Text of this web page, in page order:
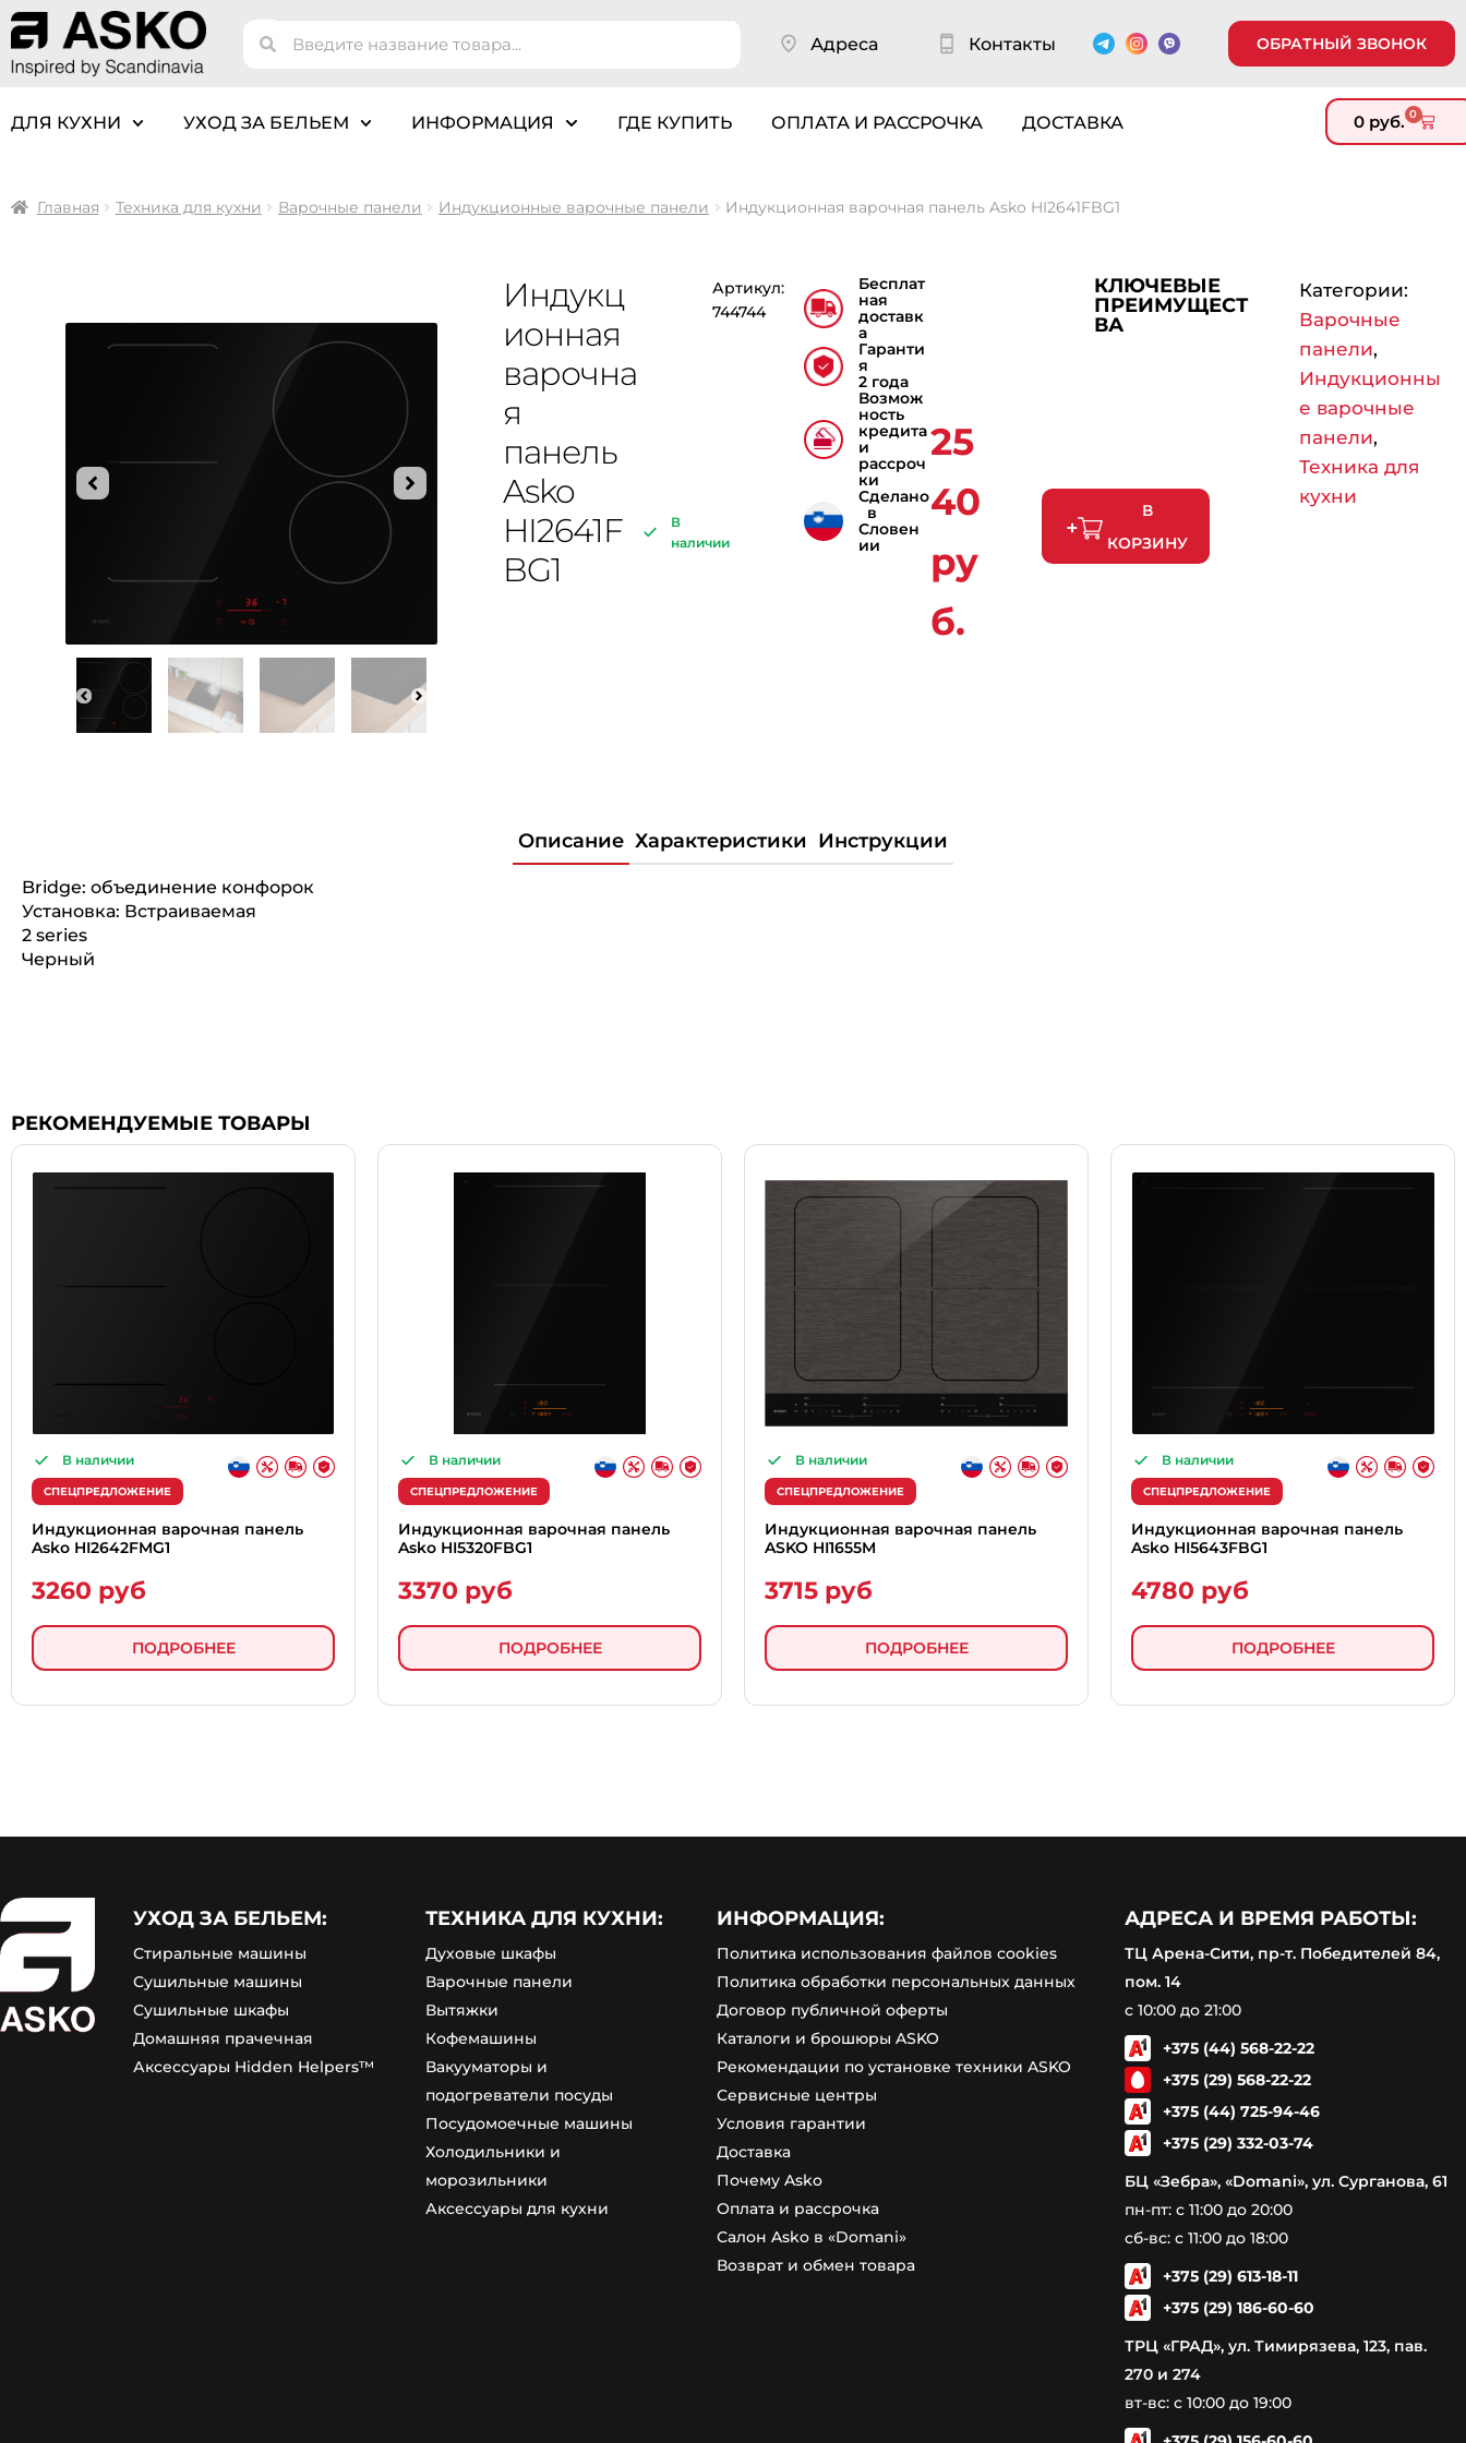
Адреса Контакты ОБРАТНЫЙ ЗВОНОК
ДЛЯ КУХНИ УХОД ЗА БЕЛЬЕМ ИНФОРМАЦИЯ ГДЕ КУПИТЬ ОПЛАТА И РАССРОЧКА ДОСТАВКА 0 руб. 0
Главная Техника для кухни Варочные панели Индукционные варочные панели Индукционная варочная панель Asko HI2641FBG1
Индукц
ионная
варочна
я
панель
Asko
HI2641F
BG1
В
наличии
Артикул:
744744
Бесплат
ная
доставк
а
Гаранти
я
2 года
Возмож
ность
кредита
и
рассроч
ки
Сделано
в
Словен
ии
25
40
ру
б.
В
КОРЗИНУ
КЛЮЧЕВЫЕ
ПРЕИМУЩЕСТ
ВА
Категории:
Варочные
панели,
Индукционны
е варочные
панели,
Техника для
кухни
Описание Характеристики Инструкции
Bridge: объединение конфорок
Установка: Встраиваемая
2 series
Черный
РЕКОМЕНДУЕМЫЕ ТОВАРЫ
В наличии
СПЕЦПРЕДЛОЖЕНИЕ
Индукционная варочная панель
Asko HI2642FMG1
3260 руб
ПОДРОБНЕЕ
В наличии
СПЕЦПРЕДЛОЖЕНИЕ
Индукционная варочная панель
Asko HI5320FBG1
3370 руб
ПОДРОБНЕЕ
В наличии
СПЕЦПРЕДЛОЖЕНИЕ
Индукционная варочная панель
ASKO HI1655M
3715 руб
ПОДРОБНЕЕ
В наличии
СПЕЦПРЕДЛОЖЕНИЕ
Индукционная варочная панель
Asko HI5643FBG1
4780 руб
ПОДРОБНЕЕ
УХОД ЗА БЕЛЬЕМ:
Стиральные машины
Сушильные машины
Сушильные шкафы
Домашняя прачечная
Аксессуары Hidden Helpers™
ТЕХНИКА ДЛЯ КУХНИ:
Духовые шкафы
Варочные панели
Вытяжки
Кофемашины
Вакууматоры и
подогреватели посуды
Посудомоечные машины
Холодильники и
морозильники
Аксессуары для кухни
ИНФОРМАЦИЯ:
Политика использования файлов cookies
Политика обработки персональных данных
Договор публичной оферты
Каталоги и брошюры ASKO
Рекомендации по установке техники ASKO
Сервисные центры
Условия гарантии
Доставка
Почему Asko
Оплата и рассрочка
Салон Asko в «Domani»
Возврат и обмен товара
АДРЕСА И ВРЕМЯ РАБОТЫ:
ТЦ Арена-Сити, пр-т. Победителей 84,
пом. 14
с 10:00 до 21:00
+375 (44) 568-22-22
+375 (29) 568-22-22
+375 (44) 725-94-46
+375 (29) 332-03-74
БЦ «Зебра», «Domani», ул. Сурганова, 61
пн-пт: с 11:00 до 20:00
сб-вс: с 11:00 до 18:00
+375 (29) 613-18-11
+375 (29) 186-60-60
ТРЦ «ГРАД», ул. Тимирязева, 123, пав.
270 и 274
вт-вс: с 10:00 до 19:00